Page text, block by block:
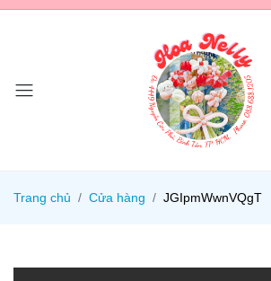
Trang chủ Cửa hàng JGIpmWwnVQgT